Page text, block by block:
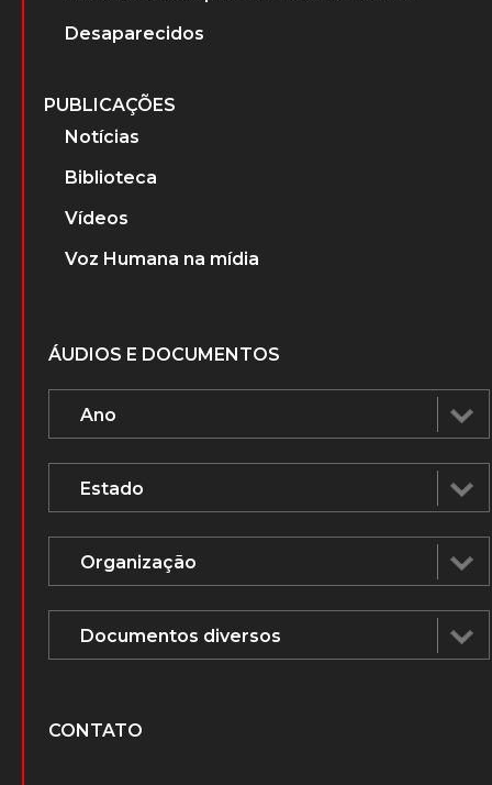
Desaparecidos
PUBLICAÇÕES
Notícias
Biblioteca
Vídeos
Voz Humana na mídia
ÁUDIOS E DOCUMENTOS
CONTATO